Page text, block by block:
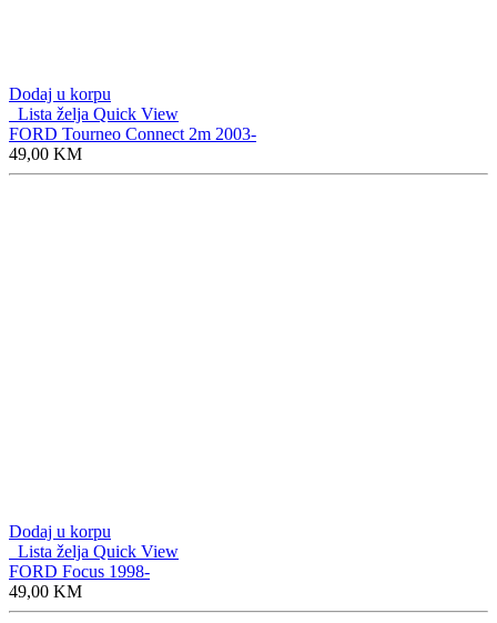
Dodaj u korpu
Lista želja Quick View
FORD Tourneo Connect 2m 2003-
49,00 KM
Dodaj u korpu
Lista želja Quick View
FORD Focus 1998-
49,00 KM